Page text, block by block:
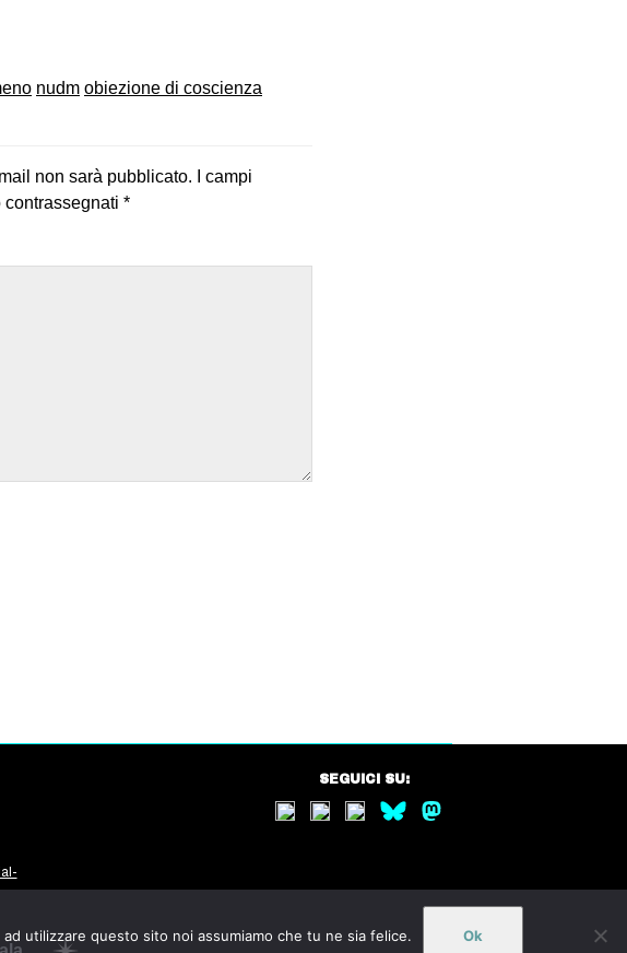
nudm obiezione di coscienza
non sarà pubblicato.
I campi
*
SEGUICI SU:
utilizzare questo sito noi assumiamo che tu ne sia felice. Ok